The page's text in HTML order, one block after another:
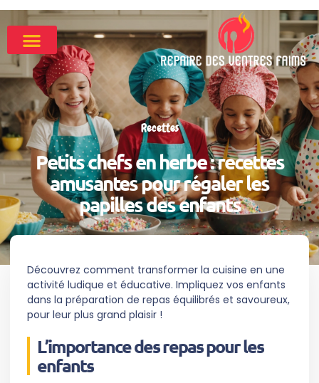
Recettes
Petits chefs en herbe : recettes
amusantes pour régaler les
papilles des enfants
Découvrez comment transformer la cuisine en une
activité ludique et éducative. Impliquez vos enfants
dans la préparation de repas équilibrés et savoureux,
pour leur plus grand plaisir !
L’importance des repas pour les
enfants